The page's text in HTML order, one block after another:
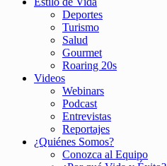
Deportes
Turismo
Salud
Gourmet
Roaring 20s
Videos
Webinars
Podcast
Entrevistas
Reportajes
¿Quiénes Somos?
Conozca al Equipo